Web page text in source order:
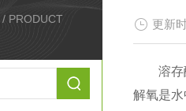
/ PRODUCT 更新
溶存酸
解氧是